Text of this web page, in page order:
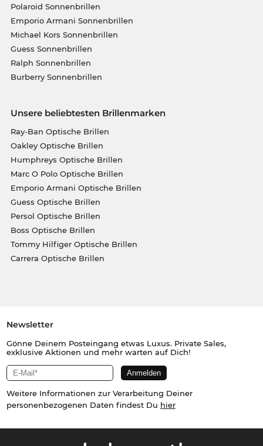
Polaroid Sonnenbrillen
Emporio Armani Sonnenbrillen
Michael Kors Sonnenbrillen
Guess Sonnenbrillen
Ralph Sonnenbrillen
Burberry Sonnenbrillen
Unsere beliebtesten Brillenmarken
Ray-Ban Optische Brillen
Oakley Optische Brillen
Humphreys Optische Brillen
Marc O Polo Optische Brillen
Emporio Armani Optische Brillen
Guess Optische Brillen
Persol Optische Brillen
Boss Optische Brillen
Tommy Hilfiger Optische Brillen
Carrera Optische Brillen
Newsletter
Gönne Deinem Posteingang etwas Luxus. Private Sales,
exklusive Aktionen und mehr warten auf Dich!
Weitere Informationen zur Verarbeitung Deiner
personenbezogenen Daten findest Du hier